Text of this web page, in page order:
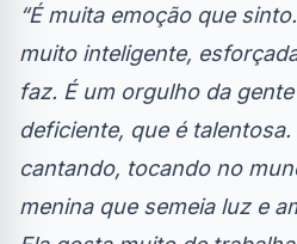
“É muita emoção que
muito inteligente,
faz. É um orgulho da
deficiente, que é
cantando, tocando no
menina que semeia luz e